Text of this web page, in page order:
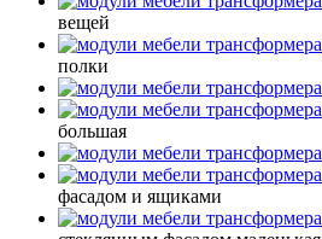
вещей
полки
большая
фасадом и ящиками